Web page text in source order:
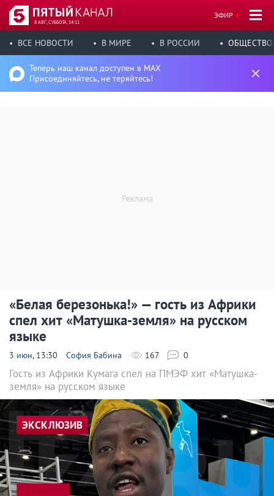
8 АВГ, СУББОТА, 14:11
ЭФИР
ВСЕ НОВОСТИ В МИРЕ В РОССИИ ОБЩЕСТВО
Теперь наш канал доступен в MAX
Присоединяйтесь, не теряйтесь!
«Белая березонька!» — гость из Африки
спел хит «Матушка-земля» на русском
языке
3 июн, 13:30 София Бабина 167 0
Гость из Африки Кумага спел на ПМЭФ хит «Матушка-
земля» на русском языке
ЭКСКЛЮЗИВ